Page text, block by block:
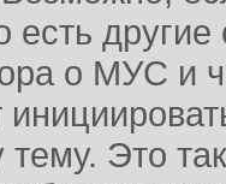
есть
о МУС и
тему. Это